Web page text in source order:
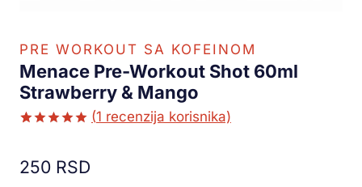
PRE WORKOUT SA KOFEINOM
Menace Pre-Workout Shot 60ml
Strawberry & Mango
na osnovu
ocene
(1 recenzija korisnika)
250 RSD